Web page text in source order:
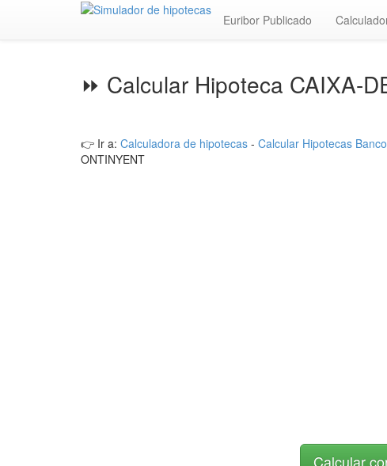
Euribor Publicado
⏩ Calcular Hipoteca CAIXA-
👉 Ir a: Calculadora de hipotecas - Calcular Hipotecas
ONTINYENT
Calcular